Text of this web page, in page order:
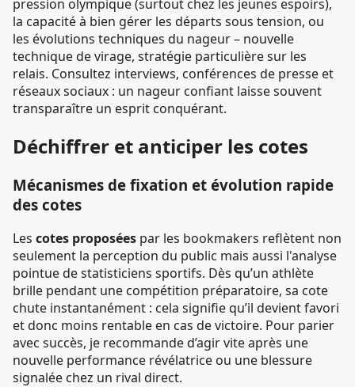
pression olympique (surtout chez les jeunes espoirs),
la capacité à bien gérer les départs sous tension, ou
les évolutions techniques du nageur – nouvelle
technique de virage, stratégie particulière sur les
relais. Consultez interviews, conférences de presse et
réseaux sociaux : un nageur confiant laisse souvent
transparaître un esprit conquérant.
Déchiffrer et anticiper les cotes
Mécanismes de fixation et évolution rapide
des cotes
Les cotes proposées par les bookmakers reflètent non
seulement la perception du public mais aussi l'analyse
pointue de statisticiens sportifs. Dès qu’un athlète
brille pendant une compétition préparatoire, sa cote
chute instantanément : cela signifie qu’il devient favori
et donc moins rentable en cas de victoire. Pour parier
avec succès, je recommande d’agir vite après une
nouvelle performance révélatrice ou une blessure
signalée chez un rival direct.